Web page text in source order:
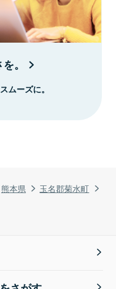
熊本県
玉名郡菊水町
。
ムーズに。